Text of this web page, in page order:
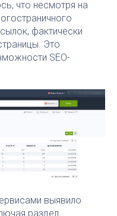
что несмотря на
фактически
Это
SEO-
выявило
раздел